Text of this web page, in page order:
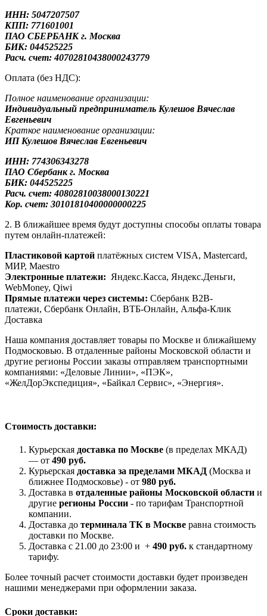
ИНН: 5047207507
КПП: 771601001
ПАО СБЕРБАНК г. Москва
БИК: 044525225
Расч. счет: 40702810438000243779
Оплата (без НДС):
Полное наименование организации:
Индивидуальный предприниматель Кулешов Вячеслав
Евгеньевич
Краткое наименование организации:
ИП Кулешов Вячеслав Евгеньевич
ИНН: 774306343278
ПАО Сбербанкг. Москва
БИК: 044525225
Расч. счет: 40802810038000130221
Кор. счет: 30101810400000000225
2. В ближайшее время будут доступны способы оплаты товара
путем онлайн-платежей:
Пластиковой картой платёжных систем VISA, Mastercard,
МИР, Maestrо
Электронные платежи: Яндекс.Касса, Яндекс.Деньги,
WebMoney, Qiwi
Прямые платежи через системы: Сбербанк B2B-
платежи, Сбербанк Онлайн, ВТБ-Онлайн, Альфа-Клик
Доставка
Наша компания доставляет товары по Москве и ближайшему
Подмосковью. В отдаленные районы Московской области и
другие регионы России заказы отправляем транспортными
компаниями: «Деловые Линии», «ПЭК»,
«ЖелДорЭкспедиция», «Байкал Сервис», «Энергия».
Стоимость доставки:
Курьерская доставка по Москве (в пределах МКАД)
— от 490 руб.
Курьерская доставка за пределами МКАД (Москва и
ближнее Подмосковье) - от 980 руб.
Доставка в отдаленные районы Московской области и
другие регионы России - по тарифам Транспортной
компании.
Доставка до терминала ТК в Москве равна стоимость
доставки по Москве.
Доставка с 21.00 до 23:00 и + 490 руб. к стандартному
тарифу.
Более точный расчет стоимости доставки будет произведен
нашими менеджерами при оформлении заказа.
Сроки доставки: